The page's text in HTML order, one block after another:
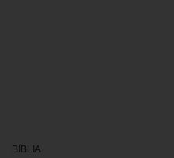
BÍBLIA